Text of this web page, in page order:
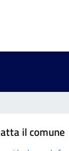
il comune